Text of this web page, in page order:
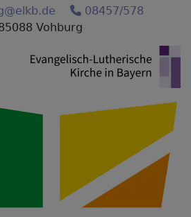
08457/578
Vohburg